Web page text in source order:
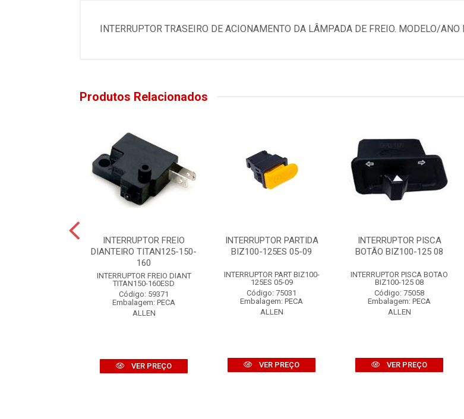
INTERRUPTOR TRASEIRO DE ACIONAMENTO DA LÂMPADA DE FREIO. MODELO/
Produtos Relacionados
INTERRUPTOR FREIO
DIANTEIRO TITAN125-150-
160
INTERRUPTOR FREIO DIANT
TITAN150-160ESD
Código: 59371
Embalagem: PECA
ALLEN
VER PREÇO
INTERRUPTOR PARTIDA
BIZ100-125ES 05-09
INTERRUPTOR PART BIZ100-
125ES 05-09
Código: 75031
Embalagem: PECA
ALLEN
VER PREÇO
INTERRUPTOR PISCA
BOTÃO BIZ100-125 08
INTERRUPTOR PISCA BOTAO
BIZ100-125 08
Código: 75058
Embalagem: PECA
ALLEN
VER PREÇO